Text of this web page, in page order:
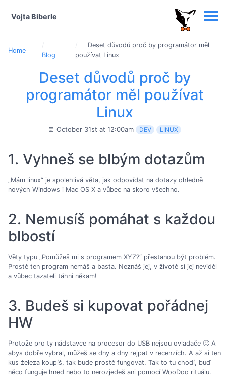
Vojta Biberle
Home
Blog
Deset důvodů proč by programátor měl
používat Linux
Deset důvodů proč by
programátor měl používat
Linux
October 31st at 12:00am DEV LINUX
1. Vyhneš se blbým dotazům
„Mám linux“ je spolehlivá věta, jak odpovídat na dotazy ohledně
nových Windows i Mac OS X a vůbec na skoro všechno.
2. Nemusíš pomáhat s každou
blbostí
Věty typu „Pomůžeš mi s programem XYZ?“ přestanou být problém.
Prostě ten program nemáš a basta. Neznáš jej, v životě si jej neviděl
a vůbec tazateli táhni někam!
3. Budeš si kupovat pořádnej
HW
Protože pro ty nádstavce na procesor do USB nejsou ovladače 🙂 A
abys dobře vybral, můžeš se dny a dny rejpat v recenzích. A až si ten
kus železa koupíš, tak bude prostě fungovat. Tak to tu chodí, buď
něco funguje hned nebo to nerozjedeš ani pomocí WooDoo rituálu.